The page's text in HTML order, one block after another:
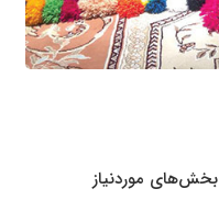
بخش‌های موردنیاز